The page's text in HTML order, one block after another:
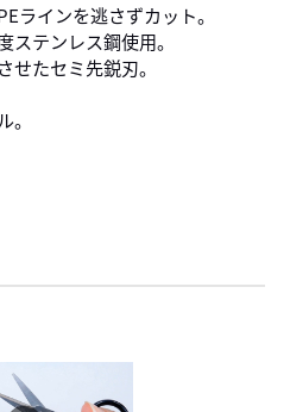
ラインを逃さずカット。
テンレス鋼使用。
たセミ先鋭刃。